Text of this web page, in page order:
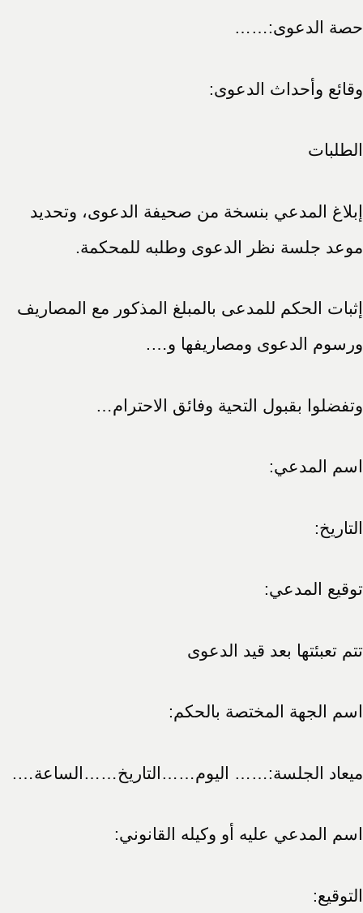
حصة الدعوى:……
وقائع وأحداث الدعوى:
الطلبات
إبلاغ المدعي بنسخة من صحيفة الدعوى، وتحديد
موعد جلسة نظر الدعوى وطلبه للمحكمة.
إثبات الحكم للمدعى بالمبلغ المذكور مع المصاريف
ورسوم الدعوى ومصاريفها و….
وتفضلوا بقبول التحية وفائق الاحترام…
اسم المدعي:
التاريخ:
توقيع المدعي:
تتم تعبئتها بعد قيد الدعوى
اسم الجهة المختصة بالحكم:
ميعاد الجلسة:…… اليوم……التاريخ……الساعة….
اسم المدعي عليه أو وكيله القانوني:
التوقيع: